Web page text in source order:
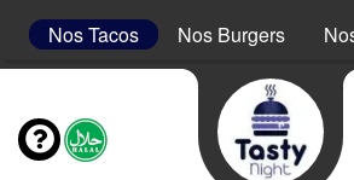
Nos Tacos Nos Burgers